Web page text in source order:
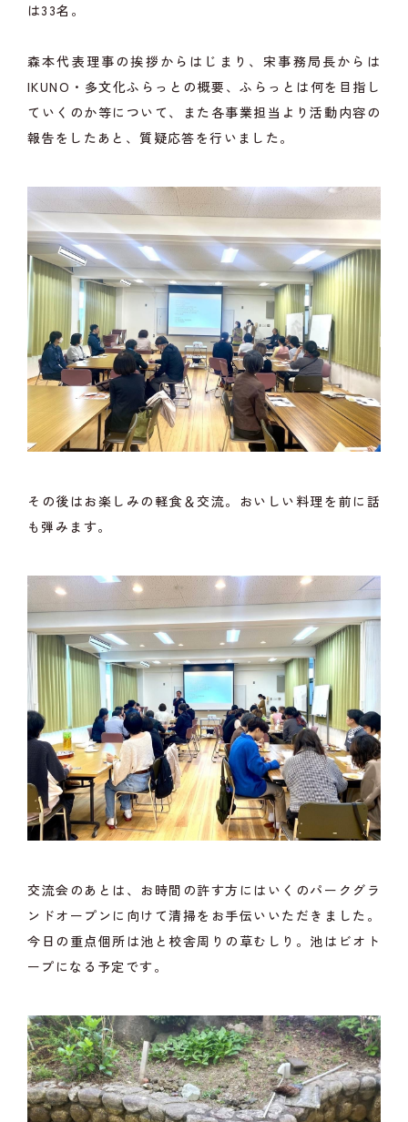
は33名。
森本代表理事の挨拶からはじまり、宋事務局長からは
IKUNO・多文化ふらっとの概要、ふらっとは何を目指し
ていくのか等について、また各事業担当より活動内容の
報告をしたあと、質疑応答を行いました。
その後はお楽しみの軽食＆交流。おいしい料理を前に話
も弾みます。
交流会のあとは、お時間の許す方にはいくのパークグラ
ンドオープンに向けて清掃をお手伝いいただきました。
今日の重点個所は池と校舎周りの草むしり。池はビオト
ープになる予定です。